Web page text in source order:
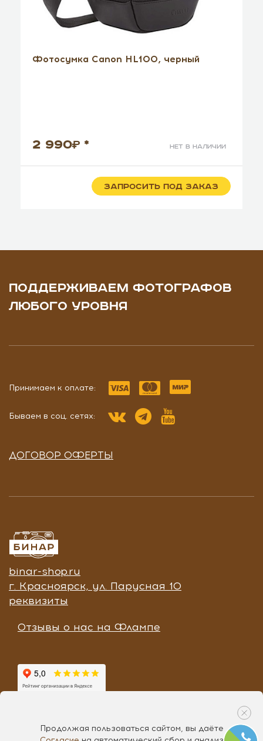
Фотосумка Canon HL100, черный
2 990 * нет в наличии
ЗАПРОСИТЬ ПОД ЗАКАЗ
ПОДДЕРЖИВАЕМ ФОТОГРАФОВ
ЛЮБОГО УРОВНЯ
Принимаем к оплате:
Бываем в соц. сетях:
ДОГОВОР ОФЕРТЫ
binar-shop.ru
г. Красноярск, ул. Парусная 10
реквизиты
Отзывы о нас на Флампе
Продолжая пользоваться сайтом, вы даёте